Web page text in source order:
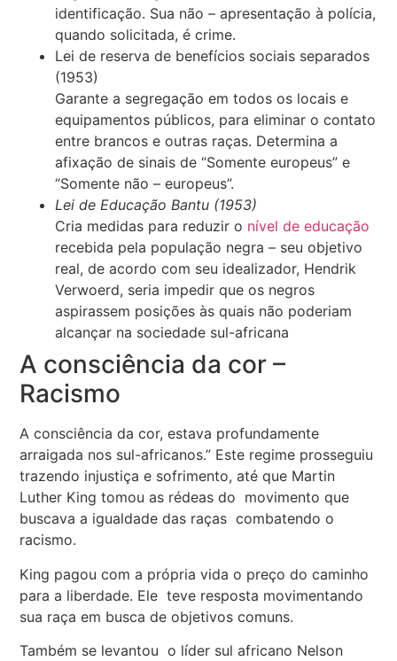
identificação. Sua não – apresentação à polícia,
quando solicitada, é crime.
Lei de reserva de benefícios sociais separados
(1953)
Garante a segregação em todos os locais e
equipamentos públicos, para eliminar o contato
entre brancos e outras raças. Determina a
afixação de sinais de “Somente europeus” e
“Somente não – europeus”.
Lei de Educação Bantu (1953)
Cria medidas para reduzir o nível de educação
recebida pela população negra – seu objetivo
real, de acordo com seu idealizador, Hendrik
Verwoerd, seria impedir que os negros
aspirassem posições às quais não poderiam
alcançar na sociedade sul-africana
A consciência da cor –
Racismo
A consciência da cor, estava profundamente
arraigada nos sul-africanos.” Este regime prosseguiu
trazendo injustiça e sofrimento, até que Martin
Luther King tomou as rédeas do movimento que
buscava a igualdade das raças combatendo o
racismo.
King pagou com a própria vida o preço do caminho
para a liberdade. Ele teve resposta movimentando
sua raça em busca de objetivos comuns.
Também se levantou o líder sul africano Nelson